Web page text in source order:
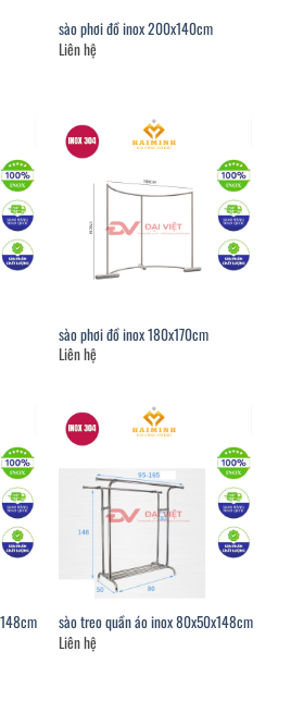
sào phơi đồ inox 200x140cm
Liên hệ
sào phơi đồ inox 180x170cm
Liên hệ
sào treo quần áo inox 80x50x148cm
Liên hệ